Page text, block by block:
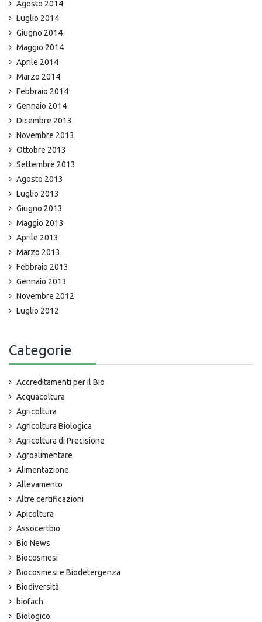
Agosto 2014
Luglio 2014
Giugno 2014
Maggio 2014
Aprile 2014
Marzo 2014
Febbraio 2014
Gennaio 2014
Dicembre 2013
Novembre 2013
Ottobre 2013
Settembre 2013
Agosto 2013
Luglio 2013
Giugno 2013
Maggio 2013
Aprile 2013
Marzo 2013
Febbraio 2013
Gennaio 2013
Novembre 2012
Luglio 2012
Categorie
Accreditamenti per il Bio
Acquacoltura
Agricoltura
Agricoltura Biologica
Agricoltura di Precisione
Agroalimentare
Alimentazione
Allevamento
Altre certificazioni
Apicoltura
Assocertbio
Bio News
Biocosmesi
Biocosmesi e Biodetergenza
Biodiversità
biofach
Biologico